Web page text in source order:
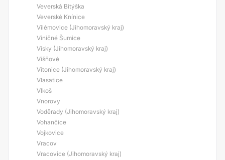
Veverská Bítýška
Veverské Knínice
Vilémovice (Jihomoravský kraj)
Viničné Šumice
Vísky (Jihomoravský kraj)
Višňové
Vítonice (Jihomoravský kraj)
Vlasatice
Vlkoš
Vnorovy
Voděrady (Jihomoravský kraj)
Vohančice
Vojkovice
Vracov
Vracovice (Jihomoravský kraj)